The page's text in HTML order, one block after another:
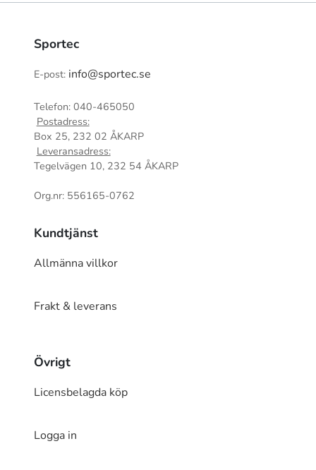
Sportec
E-post: info@sportec.se
Telefon: 040-465050
Postadress:
Box 25, 232 02 ÅKARP
Leveransadress:
Tegelvägen 10, 232 54 ÅKARP
Org.nr: 556165-0762
Kundtjänst
Allmänna villkor
Frakt & leverans
Övrigt
Licensbelagda köp
Logga in